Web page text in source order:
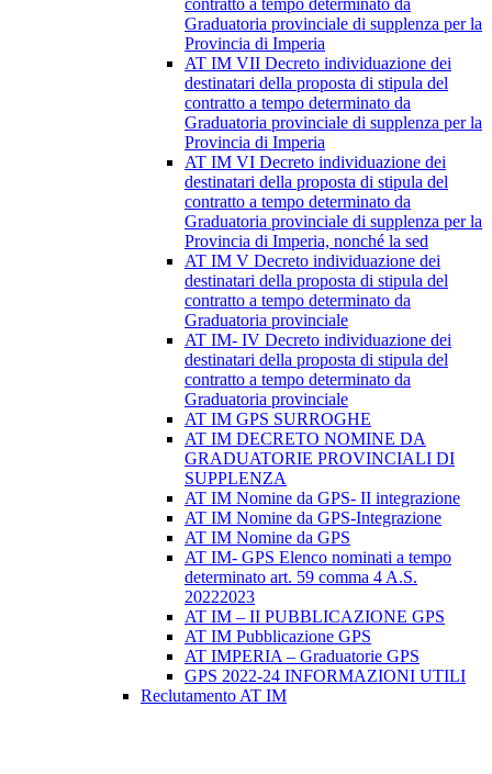
contratto a tempo determinato da
Graduatoria provinciale di supplenza per la
Provincia di Imperia
AT IM VII Decreto individuazione dei
destinatari della proposta di stipula del
contratto a tempo determinato da
Graduatoria provinciale di supplenza per la
Provincia di Imperia
AT IM VI Decreto individuazione dei
destinatari della proposta di stipula del
contratto a tempo determinato da
Graduatoria provinciale di supplenza per la
Provincia di Imperia, nonché la sed
AT IM V Decreto individuazione dei
destinatari della proposta di stipula del
contratto a tempo determinato da
Graduatoria provinciale
AT IM- IV Decreto individuazione dei
destinatari della proposta di stipula del
contratto a tempo determinato da
Graduatoria provinciale
AT IM GPS SURROGHE
AT IM DECRETO NOMINE DA
GRADUATORIE PROVINCIALI DI
SUPPLENZA
AT IM Nomine da GPS- II integrazione
AT IM Nomine da GPS-Integrazione
AT IM Nomine da GPS
AT IM- GPS Elenco nominati a tempo
determinato art. 59 comma 4 A.S.
20222023
AT IM – II PUBBLICAZIONE GPS
AT IM Pubblicazione GPS
AT IMPERIA – Graduatorie GPS
GPS 2022-24 INFORMAZIONI UTILI
Reclutamento AT IM